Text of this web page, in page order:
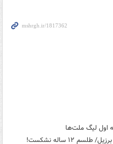
اول لیگ ملت‌ها
۱۲ ساله نشکست!